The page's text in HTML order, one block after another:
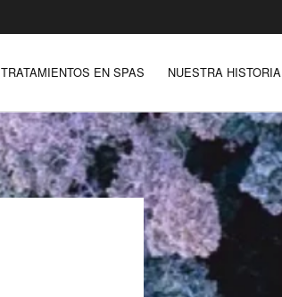
TRATAMIENTOS EN SPAS NUESTRA HISTORIA